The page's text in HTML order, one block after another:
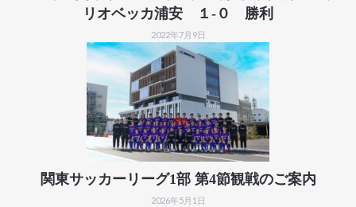
リオベッカ浦安 １-０ 勝利
2022年7月9日
関東サッカーリーグ1部 第4節観戦のご案内
2026年5月1日